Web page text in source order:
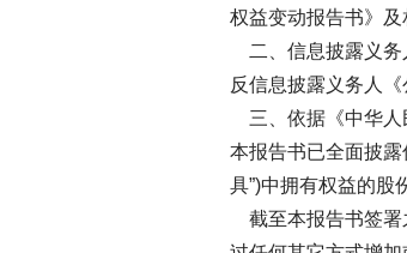
权益变动报告书》及
二、信息披露义务
反信息披露义务人
三、依据《中华人
本报告书已全面披
具”)中拥有权益的股
截至本报告书签署